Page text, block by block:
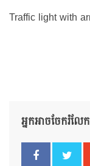
Traffic light with
អ្នកអាចចែករំល